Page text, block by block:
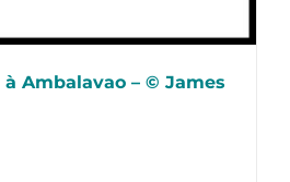
Ambalavao – © James